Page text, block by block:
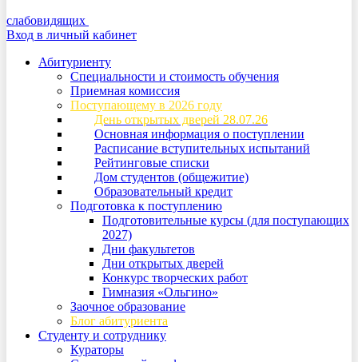
слабовидящих
Вход в личный кабинет
Абитуриенту
Специальности и стоимость обучения
Приемная комиссия
Поступающему в 2026 году
День открытых дверей 28.07.26
Основная информация о поступлении
Расписание вступительных испытаний
Рейтинговые списки
Дом студентов (общежитие)
Образовательный кредит
Подготовка к поступлению
Подготовительные курсы (для поступающих
2027)
Дни факультетов
Дни открытых дверей
Конкурс творческих работ
Гимназия «Ольгино»
Заочное образование
Блог абитуриента
Студенту и сотруднику
Кураторы